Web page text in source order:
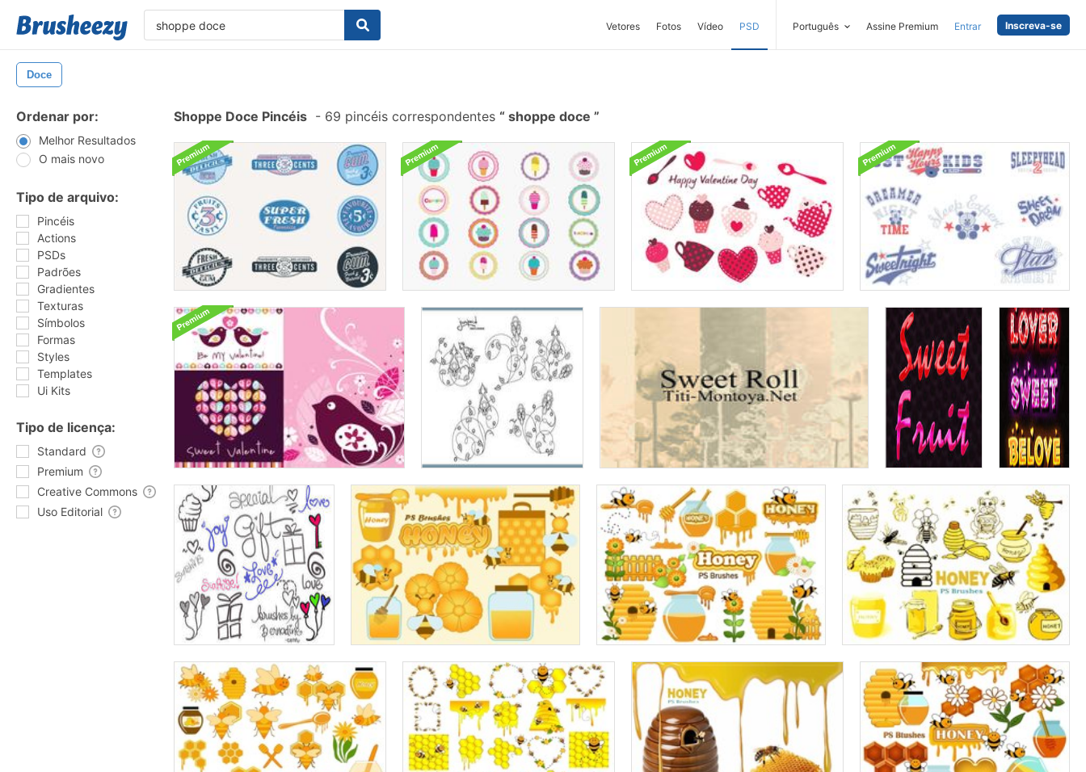
Vetores Fotos Vídeo PSD Português Assine Premium Entrar Inscreva-se
Doce
Ordenar por:
Melhor Resultados
O mais novo
Tipo de arquivo:
Pincéis
Actions
PSDs
Padrões
Gradientes
Texturas
Símbolos
Formas
Styles
Templates
Ui Kits
Tipo de licença:
Standard
Premium
Creative Commons
Uso Editorial
Shoppe Doce Pincéis - 69 pincéis correspondentes shoppe doce